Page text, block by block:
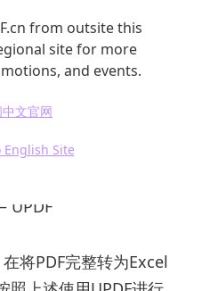
from outsite this
site for more
and events.
文官网
Site
应用”，找到“PDF转
换的PDF文件，可设置
件时，可能无法完整转
可能会丢失。
UPDF
将PDF完整转为Excel